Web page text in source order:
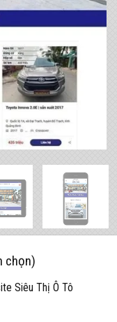
chọn)
Siêu Thị Ô Tô